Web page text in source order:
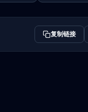
复制链接